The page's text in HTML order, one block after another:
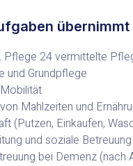
Pflege 24 vermittelte
und Grundpflege
Mahlzeiten und
(Putzen, Einkaufen,
und soziale Betreuung
bei Demenz (nach